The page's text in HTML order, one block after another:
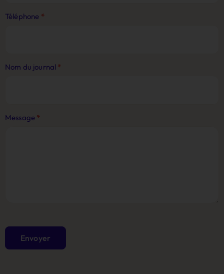
Téléphone *
Nom du journal *
Message *
Envoyer